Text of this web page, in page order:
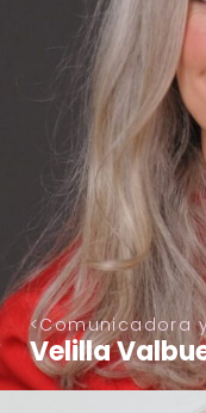
Comunicadora
Velilla